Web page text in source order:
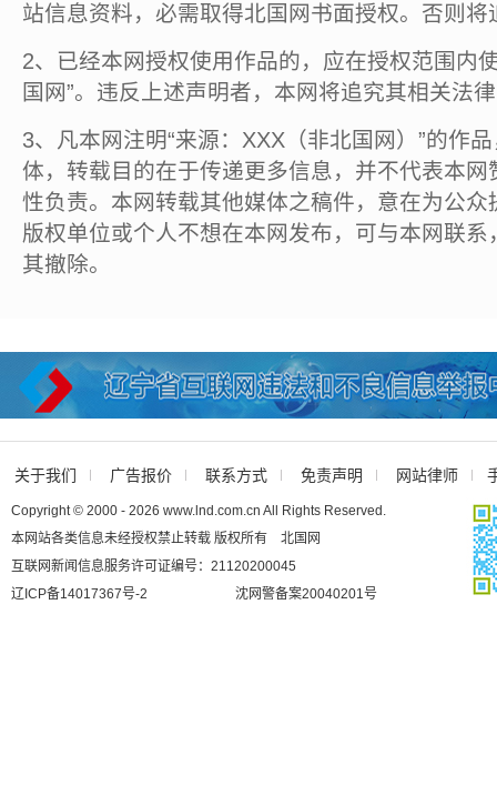
站信息资料，必需取得北国网书面授权。否则将
2、已经本网授权使用作品的，应在授权范围内
国网”。违反上述声明者，本网将追究其相关法
3、凡本网注明“来源：XXX（非北国网）”的作
体，转载目的在于传递更多信息，并不代表本
性负责。本网转载其他媒体之稿件，意在为公
版权单位或个人不想在本网发布，可与本网联
其撤除。
关于我们 广告报价 联系方式 免责声明 网站律师
Copyright © 2000 - 2026 www.lnd.com.cn All Rights Reserved.
本网站各类信息未经授权禁止转载 版权所有 北国网
互联网新闻信息服务许可证编号：21120200045
辽ICP备14017367号-2
沈网警备案20040201号